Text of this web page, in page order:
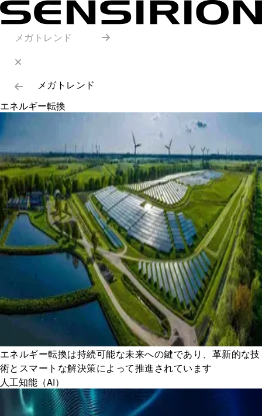
メガトレンド
メガトレンド
エネルギー転換
エネルギー転換は持続可能な未来への鍵であり、革新的な技
術とスマートな解決策によって推進されています
人工知能（AI）